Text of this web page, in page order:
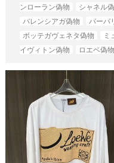
ンローラン偽物
シャネル
バレンシアガ偽物
バーバ
ボッテガヴェネタ偽物
ミ
イヴィトン偽物
ロエベ偽物